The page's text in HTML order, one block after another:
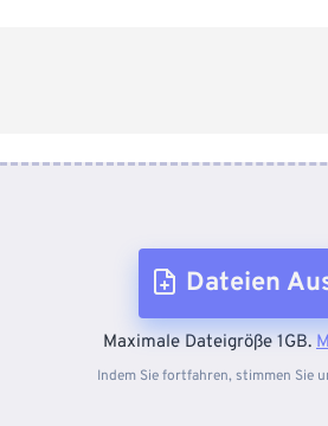
Dateien
Vom Gerät
Maximale Dateigröße 1GB.
Indem Sie fortfahren, stimmen Sie